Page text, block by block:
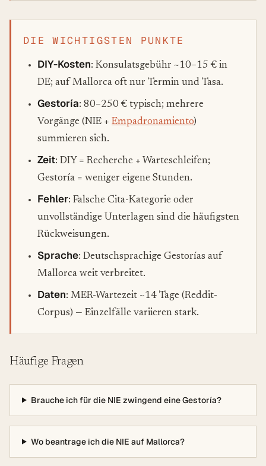
DIE WICHTIGSTEN PUNKTE
DIY-Kosten: Konsulatsgebühr ~10–15 € in
DE; auf Mallorca oft nur Termin und Tasa.
Gestoría: 80–250 € typisch; mehrere
Vorgänge (NIE + Empadronamiento)
summieren sich.
Zeit: DIY = Recherche + Warteschleifen;
Gestoría = weniger eigene Stunden.
Fehler: Falsche Cita-Kategorie oder
unvollständige Unterlagen sind die häufigsten
Rückweisungen.
Sprache: Deutschsprachige Gestorías auf
Mallorca weit verbreitet.
Daten: MER-Wartezeit ~14 Tage (Reddit-
Corpus) — Einzelfälle variieren stark.
Häufige Fragen
Brauche ich für die NIE zwingend eine Gestoría?
Wo beantrage ich die NIE auf Mallorca?